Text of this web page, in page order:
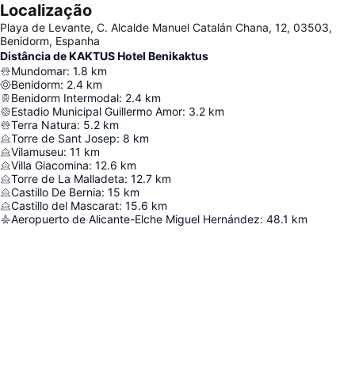
Localização
Playa de Levante, C. Alcalde Manuel Catalán Chana, 12, 03503,
Benidorm, Espanha
Distância de KAKTUS Hotel Benikaktus
Mundomar: 1.8 km
Benidorm: 2.4 km
Benidorm Intermodal: 2.4 km
Estadio Municipal Guillermo Amor: 3.2 km
Terra Natura: 5.2 km
Torre de Sant Josep: 8 km
Vilamuseu: 11 km
Villa Giacomina: 12.6 km
Torre de La Malladeta: 12.7 km
Castillo De Bernia: 15 km
Castillo del Mascarat: 15.6 km
Aeropuerto de Alicante-Elche Miguel Hernández: 48.1 km